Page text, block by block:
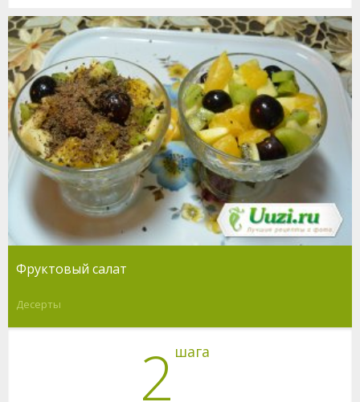
Фруктовый салат
Десерты
2 шага